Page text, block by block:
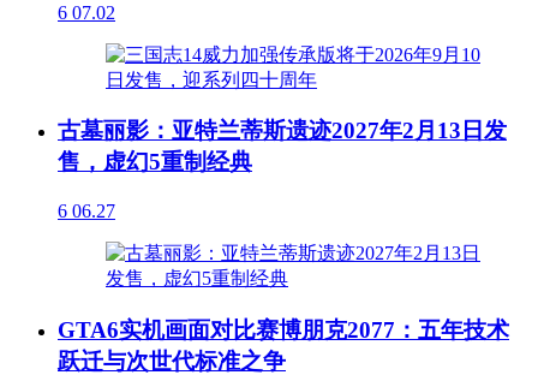
6 07.02
古墓丽影：亚特兰蒂斯遗迹2027年2月13日发
售，虚幻5重制经典
6 06.27
GTA6实机画面对比赛博朋克2077：五年技术
跃迁与次世代标准之争